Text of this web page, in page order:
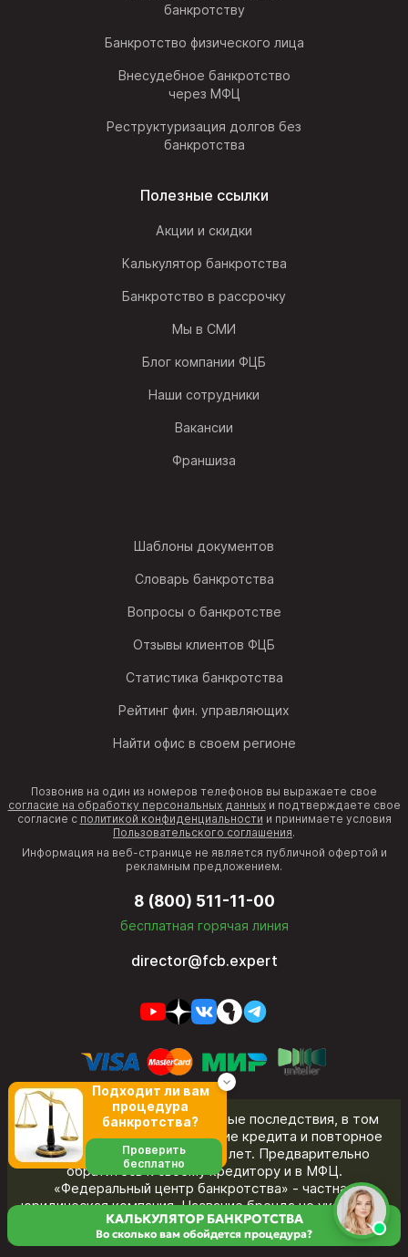
банкротству
Банкротство физического лица
Внесудебное банкротство
через МФЦ
Реструктуризация долгов без
банкротства
Полезные ссылки
Акции и скидки
Калькулятор банкротства
Банкротство в рассрочку
Мы в СМИ
Блог компании ФЦБ
Наши сотрудники
Вакансии
Франшиза
Шаблоны документов
Словарь банкротства
Вопросы о банкротстве
Отзывы клиентов ФЦБ
Статистика банкротства
Рейтинг фин. управляющих
Найти офис в своем регионе
Позвонив на один из номеров телефонов вы выражаете свое
согласие на обработку персональных данныхи подтверждаете свое
согласие с политикой конфиденциальности и принимаете условия
Пользовательского соглашения.
Информация на веб-странице не является публичной офертой и
рекламным предложением.
8 (800) 511-11-00
бесплатная горячая линия
director@fcb.expert
Банкротство влечет негативные последствия, в том
числе ограничения на получение кредита и повторное
банкротство в течение пяти лет. Предварительно
обратитесь к своему кредитору и в МФЦ.
«Федеральный центр банкротства» - частная
юридическая компания. Название бренда не указывает
на принадлежность к органам государственной власти.
КАЛЬКУЛЯТОР БАНКРОТСТВА
Во сколько вам обойдется процедура?
Подходит ли вам
процедура
банкротства?
Проверить
бесплатно